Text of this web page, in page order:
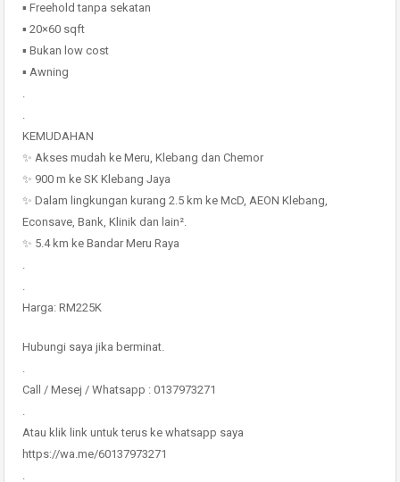
▪️ Freehold tanpa sekatan
▪️ 20×60 sqft
▪️ Bukan low cost
▪️ Awning
.
.
KEMUDAHAN
✨ Akses mudah ke Meru, Klebang dan Chemor
✨ 900 m ke SK Klebang Jaya
✨ Dalam lingkungan kurang 2.5 km ke McD, AEON Klebang,
Econsave, Bank, Klinik dan lain².
✨ 5.4 km ke Bandar Meru Raya
.
.
Harga: RM225K
Hubungi saya jika berminat.
.
Call / Mesej / Whatsapp : 0137973271
.
Atau klik link untuk terus ke whatsapp saya
https://wa.me/60137973271
.